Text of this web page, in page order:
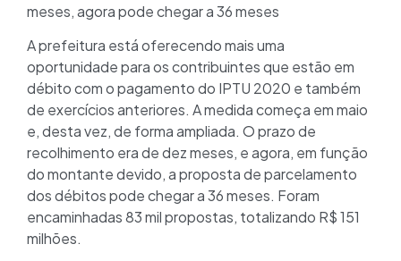
meses, agora pode chegar a 36 meses
A prefeitura está oferecendo mais uma
oportunidade para os contribuintes que estão em
débito com o pagamento do IPTU 2020 e também
de exercícios anteriores. A medida começa em maio
e, desta vez, de forma ampliada. O prazo de
recolhimento era de dez meses, e agora, em função
do montante devido, a proposta de parcelamento
dos débitos pode chegar a 36 meses. Foram
encaminhadas 83 mil propostas, totalizando R$ 151
milhões.